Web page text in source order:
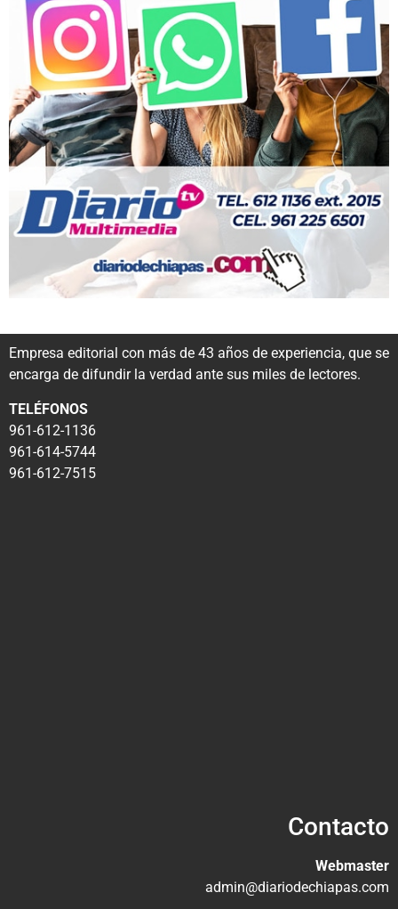
Empresa editorial con más de 43 años de experiencia, que se
encarga de difundir la verdad ante sus miles de lectores.
TELÉFONOS
961-612-1136
961-614-5744
961-612-7515
Contacto
Webmaster
admin@diariodechiapas.com